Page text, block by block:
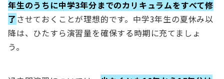
年生のうちに中学3年分までのカリキュラムをすべて修
了させておくことが理想的です。中学3年生の夏休み以
降は、ひたすら演習量を確保する時期に充てましょ
う。